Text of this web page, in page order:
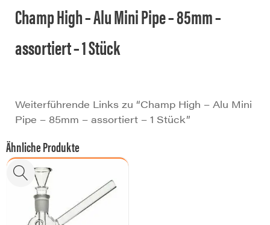
Champ High – Alu Mini Pipe – 85mm –
assortiert – 1 Stück
Weiterführende Links zu “Champ High – Alu Mini
Pipe – 85mm – assortiert – 1 Stück”
Ähnliche Produkte